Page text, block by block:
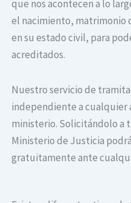
que nos acontecen a lo
el nacimiento, matrimonio
en su estado civil, para
acreditados.
Nuestro servicio de
independiente a cualquier
ministerio. Solicitándolo a
Ministerio de Justicia
gratuitamente ante